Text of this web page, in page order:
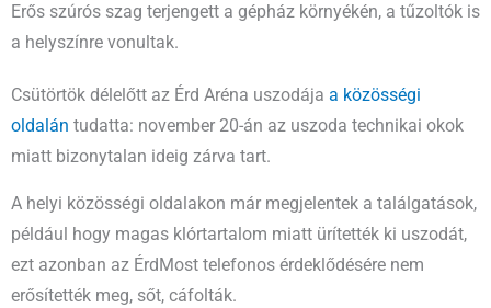
Erős szúrós szag terjengett a gépház környékén, a tűzoltók is
a helyszínre vonultak.
Csütörtök délelőtt az Érd Aréna uszodája a közösségi
oldalán tudatta: november 20-án az uszoda technikai okok
miatt bizonytalan ideig zárva tart.
A helyi közösségi oldalakon már megjelentek a találgatások,
például hogy magas klórtartalom miatt ürítették ki uszodát,
ezt azonban az ÉrdMost telefonos érdeklődésére nem
erősítették meg, sőt, cáfolták.